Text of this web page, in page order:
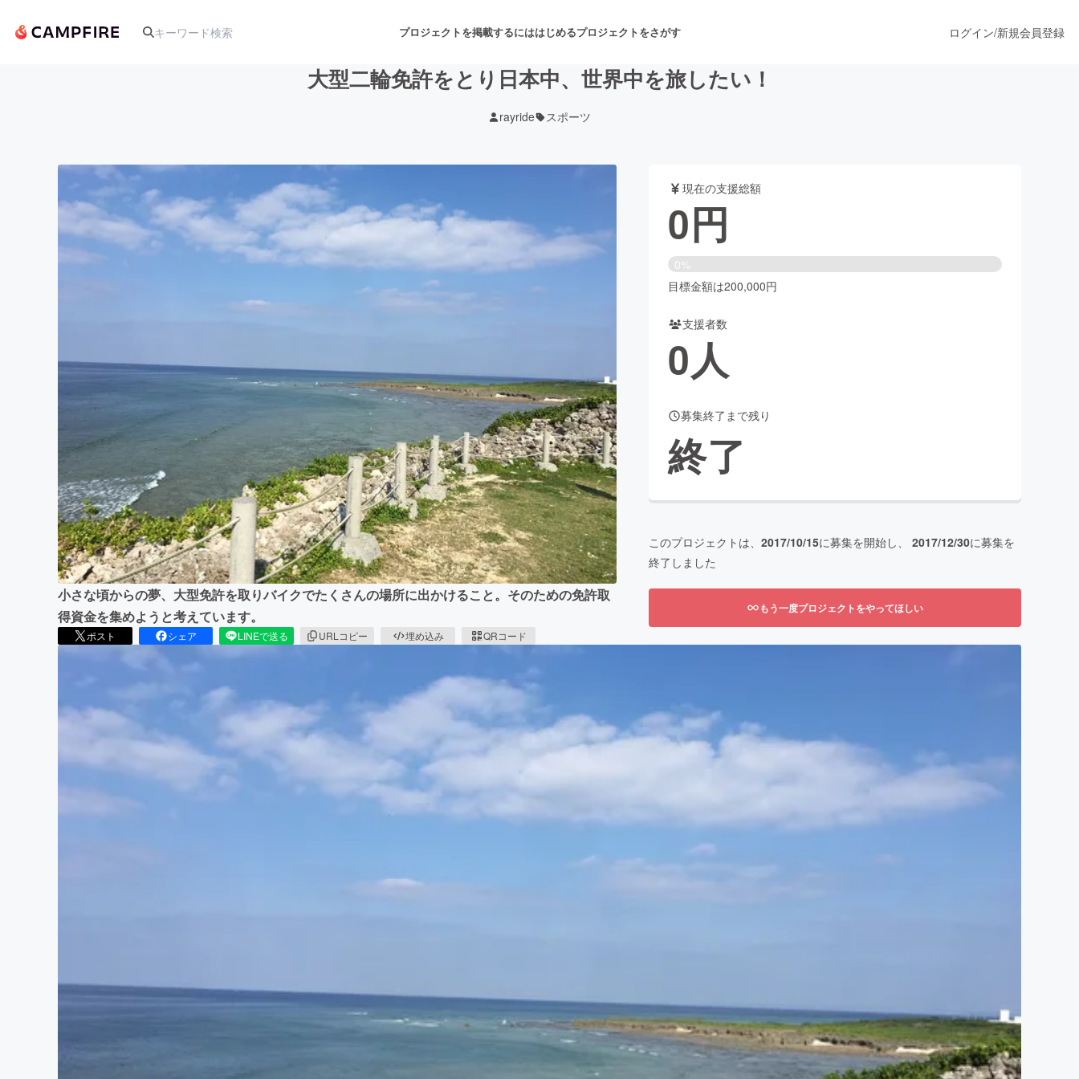
プロジェクトを掲載するにははじめるプロジェクトをさがす
アート・写真 舞台・パフォーマンス
テクノロジー・ガジェット ゲーム・サービス開発 フード・飲食店
書籍・雑誌出版
ビューティー・ヘルスケア
まちづくり・地域活性化
CAMPFIRE for Social GoodCAMPFIRE Creation
CAMPFIREふるさと納税 machi-yaコミュニティ
ログイン/新規会員登録
大型二輪免許をとり日本中、世界中を旅したい！
rayride スポーツ
小さな頃からの夢、大型免許を取りバイクでたくさんの場所に出かけること。そのための免許取
得資金を集めようと考えています。
ポスト シェア LINEで送る URLコピー 埋め込み QRコード
現在の支援総額
0円
0%
目標金額は200,000円
支援者数
0人
募集終了まで残り
終了
このプロジェクトは、 2017/10/15に募集を開始し、 2017/12/30に募集を
終了しました
もう一度プロジェクトをやってほしい